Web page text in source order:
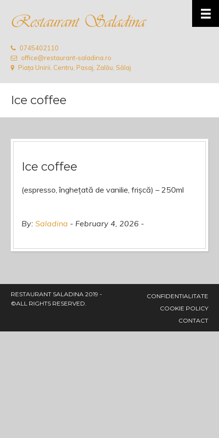
0745402110
office@restaurant-saladina.ro
Piața Unirii, Centru, Pasaj, Zalău, Sălaj
Ice coffee
Ice coffee
(espresso, înghețată de vanilie, frișcă) – 250ml
By: Saladina February 4, 2026
RESTAURANT SALADINA 2019 -
©ALL RIGHTS RESERVED.
CONFIDENTIALITATE
COOKIE POLICY
CONTACT